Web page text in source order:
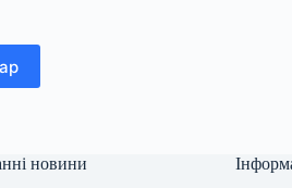
новини